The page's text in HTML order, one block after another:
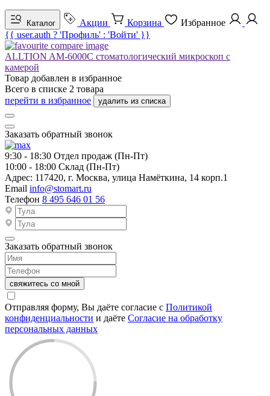
Каталог Акции Корзина
Избранное
{{ user.auth ? 'Профиль' : 'Войти' }}
ALLTION AM-6000C стоматологический микроскоп с
камерой
Товар добавлен в избранное
Всего в списке 2 товара
перейти в избранное
удалить из списка
Заказать обратный звонок
9:30 - 18:30 Отдел продаж (Пн-Пт)
10:00 - 18:00 Склад (Пн-Пт)
Адрес: 117420, г. Москва, улица Намёткина, 14 корп.1
Email info@stomart.ru
Телефон 8 495 646 01 56
Заказать обратный звонок
свяжитесь со мной
Отправляя форму, Вы даёте согласие с Политикой
конфиденциальности и даёте Согласие на обработку
персональных данных